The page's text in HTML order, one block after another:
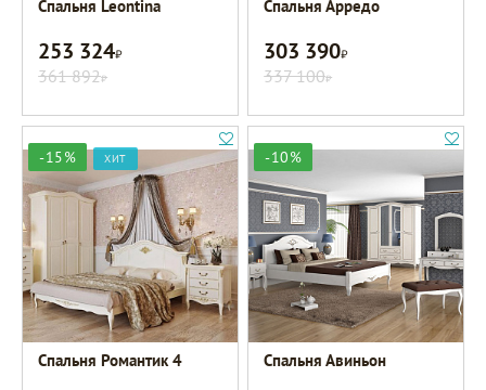
Спальня Leontina
253 324Р
361 892Р
Спальня Арредо
303 390Р
337 100Р
-15% ХИТ
Спальня Романтик 4
-10%
Спальня Авиньон